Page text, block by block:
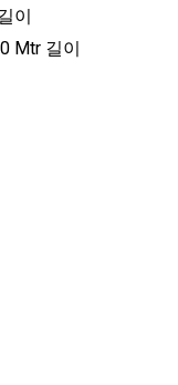
이
Mtr 길이